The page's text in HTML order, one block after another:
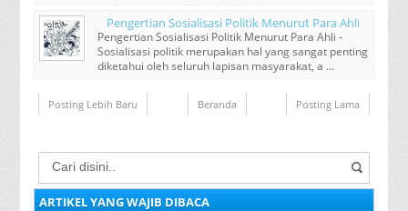
Pengertian Sosialisasi Politik Menurut Para Ahli
Pengertian Sosialisasi Politik Menurut Para Ahli -
Sosialisasi politik merupakan hal yang sangat penting
diketahui oleh seluruh lapisan masyarakat, a ...
Posting Lebih Baru Posting Lama
Beranda
ARTIKEL YANG WAJIB DIBACA